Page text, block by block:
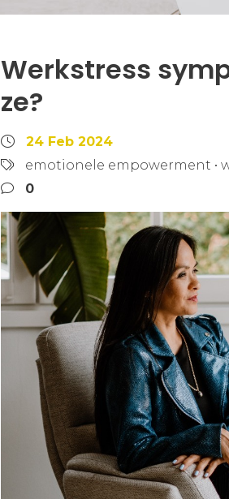
Werkstress
ze?
24 Feb 2024
emotionele empowerment •
0